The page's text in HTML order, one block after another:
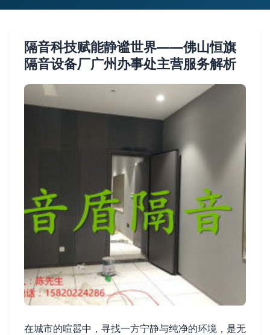
隔音科技赋能静谧世界——佛山恒旗
隔音设备厂广州办事处主营服务解析
在城市的喧嚣中，寻找一方宁静与纯净的环境，是无